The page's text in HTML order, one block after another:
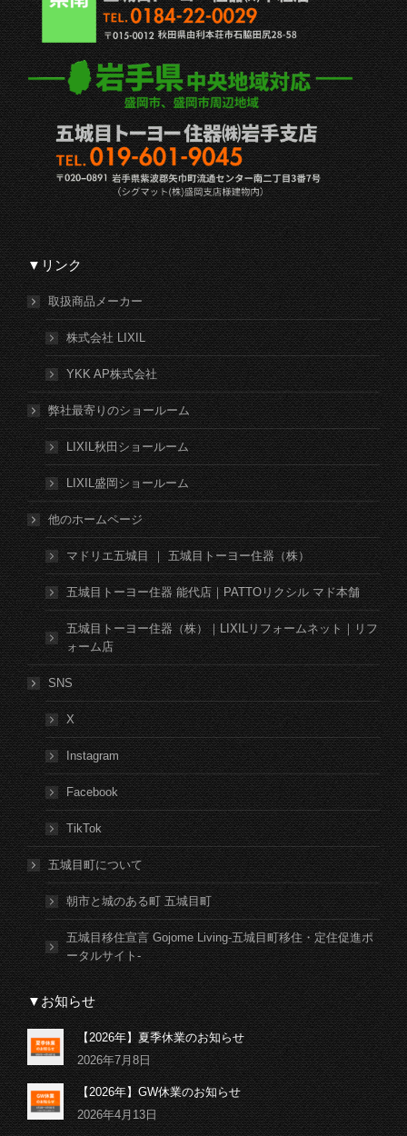
▼リンク
取扱商品メーカー
株式会社 LIXIL
YKK AP株式会社
弊社最寄りのショールーム
LIXIL秋田ショールーム
LIXIL盛岡ショールーム
他のホームページ
マドリエ五城目 ｜ 五城目トーヨー住器（株）
五城目トーヨー住器 能代店｜PATTOリクシル マド本舗
五城目トーヨー住器（株）｜LIXILリフォームネット｜リフ
ォーム店
SNS
X
Instagram
Facebook
TikTok
五城目町について
朝市と城のある町 五城目町
五城目移住宣言 Gojome Living-五城目町移住・定住促進ポ
ータルサイト-
▼お知らせ
【2026年】夏季休業のお知らせ
2026年7月8日
【2026年】GW休業のお知らせ
2026年4月13日